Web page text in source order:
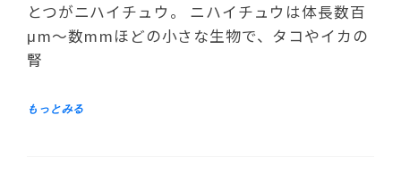
とつがニハイチュウ。 ニハイチュウは体長数百
μm〜数mmほどの小さな生物で、タコやイカの
腎